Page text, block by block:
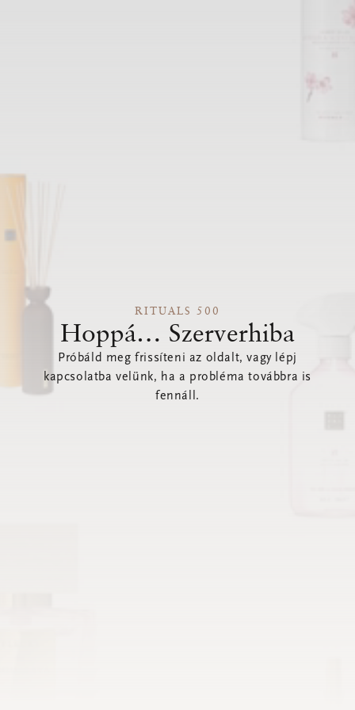
RITUALS 500
Hoppá… Szerverhiba
Próbáld meg frissíteni az oldalt, vagy lépj
kapcsolatba velünk, ha a probléma továbbra is
fennáll.